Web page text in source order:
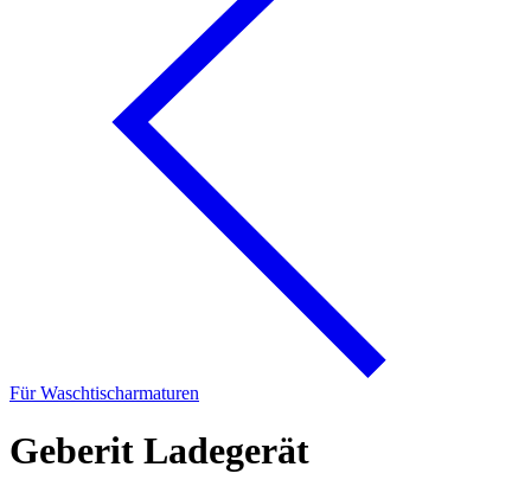
Für Waschtischarmaturen
Geberit Ladegerät